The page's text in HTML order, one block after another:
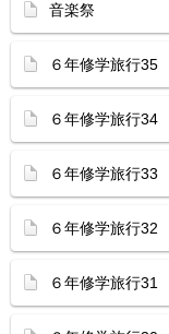
音楽祭
６年修学旅行35
６年修学旅行34
６年修学旅行33
６年修学旅行32
６年修学旅行31